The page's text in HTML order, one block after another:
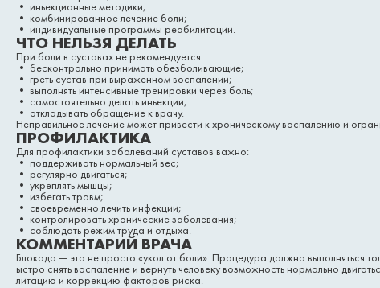
• инъекционные методики;
• комбинированное лечение боли;
• индивидуальные программы реабилитации.
ЧТО НЕЛЬЗЯ ДЕЛАТЬ
При боли в суставах не рекомендуется:
• бесконтрольно принимать обезболивающие;
• греть сустав при выраженном воспалении;
• выполнять интенсивные тренировки через боль;
• самостоятельно делать инъекции;
• откладывать обращение к врачу.
Неправильное лечение может привести к хроническому воспалению и
ПРОФИЛАКТИКА
Для профилактики заболеваний суставов важно:
• поддерживать нормальный вес;
• регулярно двигаться;
• укреплять мышцы;
• избегать травм;
• своевременно лечить инфекции;
• контролировать хронические заболевания;
• соблюдать режим труда и отдыха.
КОММЕНТАРИЙ ВРАЧА
Блокада — это не просто «укол от боли». Процедура должна выполняться
ыстро снять воспаление и вернуть человеку возможность нормально
литацию и коррекцию факторов риска.